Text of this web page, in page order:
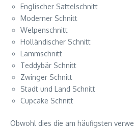
Englischer Sattelschnitt
Moderner Schnitt
Welpenschnitt
Holländischer Schnitt
Lammschnitt
Teddybär Schnitt
Zwinger Schnitt
Stadt und Land Schnitt
Cupcake Schnitt
Obwohl dies die am häufigsten